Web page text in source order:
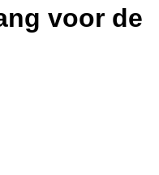
voor de